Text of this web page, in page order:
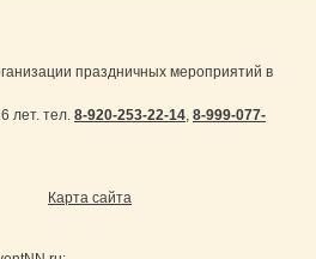
праздничных мероприятий в
лет. тел. 8-920-253-22-14, 8-999-077-
Карта сайта